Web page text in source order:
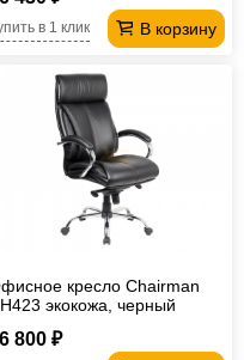
В корзину
в 1 клик
кресло Chairman
экокожа, черный
800 ₽